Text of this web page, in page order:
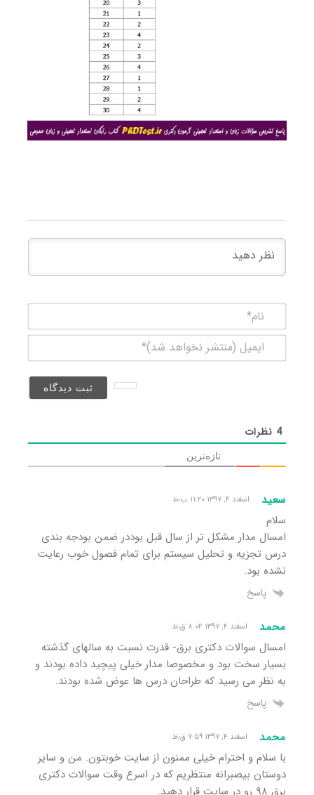
(منتشر
4 نظرات
تازه‌ترین
سعید اسفند ۴, ۱۳۹۷ ۱۱:۲۰ ب٫ظ
سلام
امسال مدار مشکل تر از سال قبل بود‌در ضمن بودجه بندی
درس تجزیه و تحلیل سیستم برای تمام فصول خوب رعایت
نشده بود.
پاسخ
محمد اسفند ۴, ۱۳۹۷ ۸:۰۴ ق٫ظ
امسال سوالات دکتری برق- قدرت نسبت به سالهای گذشته
بسیار سخت بود و مخصوصا مدار خیلی پیچید داده بودند و
به نظر می رسید که طراحان درس ها عوض شده بودند.
پاسخ
محمد اسفند ۴, ۱۳۹۷ ۷:۵۹ ق٫ظ
با سلام و احترام خیلی ممنون از سایت خوبتون. من و سایر
دوستان بیصبرانه منتظریم که در اسرع وقت سوالات دکتری
برق ۹۸ رو در سایت قرار دهید.